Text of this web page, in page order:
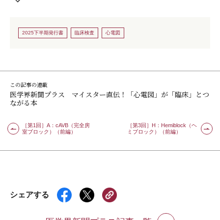
2025下半期発行書 臨床検査 心電図
この記事の連載
医学界新聞プラス マイスター直伝！「心電図」が「臨床」とつ
ながる本
［第1回］A：cAVB（完全房
室ブロック）（前編）
［第3回］H：Hemiblock（ヘ
ミブロック）（前編）
シェアする